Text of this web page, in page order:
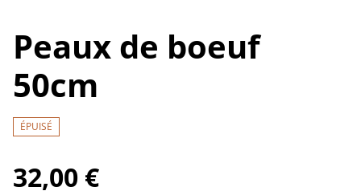
Peaux de boeuf
50cm
ÉPUISÉ
32,00 €